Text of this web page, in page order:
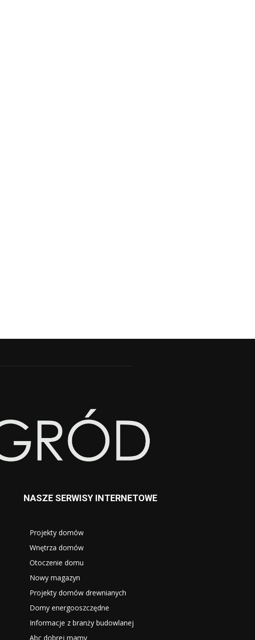
NASZE SERWISY INTERNETOWE
Projekty domów
Wnętrza domów
Otoczenie domu
Nowy magazyn
Projekty domów drewnianych
Domy energooszczędne
Informacje z branży budowlanej
Abc dobrej mamy